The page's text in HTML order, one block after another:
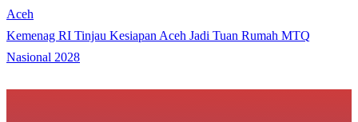
Aceh
Kemenag RI Tinjau Kesiapan Aceh Jadi Tuan Rumah MTQ
Nasional 2028